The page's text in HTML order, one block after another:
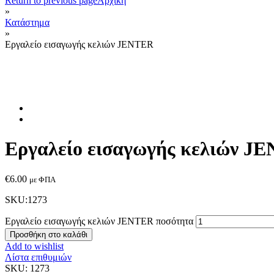
»
Κατάστημα
»
Εργαλείο εισαγωγής κελιών JENTER
Εργαλείο εισαγωγής κελιών
€6.00 με ΦΠΑ
SKU:1273
Εργαλείο εισαγωγής κελιών JENTER ποσότητα
Προσθήκη στο καλάθι
Add to wishlist
Λίστα επιθυμιών
SKU: 1273